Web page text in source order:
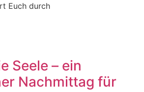
Euch durch
Seele – ein
Nachmittag für